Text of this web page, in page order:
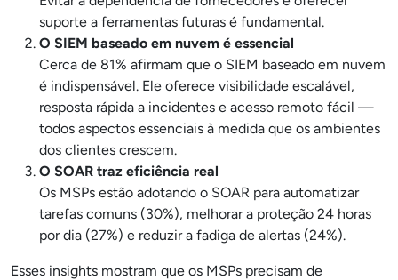
suporte a ferramentas futuras é fundamental.
O SIEM baseado em nuvem é essencial
Cerca de 81% afirmam que o SIEM baseado em nuvem
é indispensável. Ele oferece visibilidade escalável,
resposta rápida a incidentes e acesso remoto fácil —
todos aspectos essenciais à medida que os ambientes
dos clientes crescem.
O SOAR traz eficiência real
Os MSPs estão adotando o SOAR para automatizar
tarefas comuns (30%), melhorar a proteção 24 horas
por dia (27%) e reduzir a fadiga de alertas (24%).
Esses insights mostram que os MSPs precisam de